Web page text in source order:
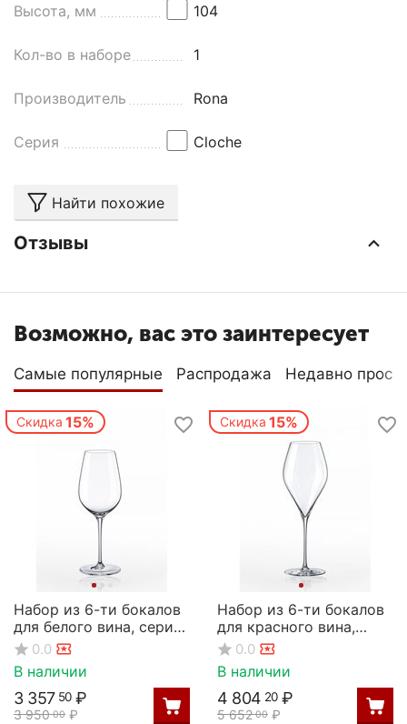
Высота, мм 104
Кол-во в наборе 1
Производитель Rona
Серия Cloche
Найти похожие
Отзывы
Возможно, вас это заинтересует
Самые популярные Распродажа Недавно
Скидка 15%
Набор из 6-ти бокалов
для белого вина, серия
Prestige, 340 мл, Rona
0.0
В наличии
3 950 00 ₽
3 357 50 ₽
Скидка 15%
Набор из 6-ти бокалов
для красного вина,
серия Swan, 560 мл,
Rona
0.0
В наличии
5 652 00 ₽
4 804 20 ₽